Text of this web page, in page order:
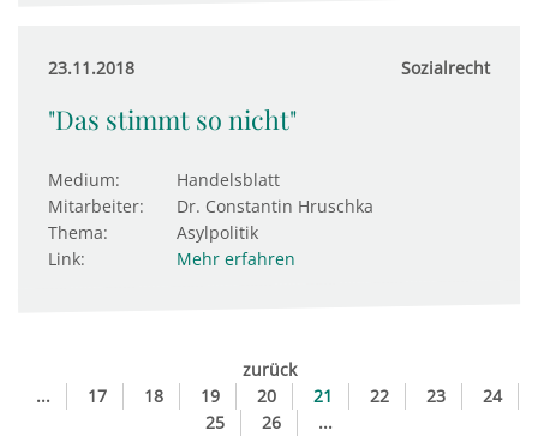
23.11.2018 Sozialrecht
"Das stimmt so nicht"
Medium:
Handelsblatt
Mitarbeiter:
Dr. Constantin Hruschka
Thema:
Asylpolitik
Link:
Mehr erfahren
zurück
...
17 18 19 20 21 22 23
24
25
26
...